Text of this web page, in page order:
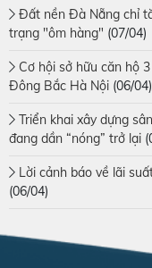
Đất nền Đà Nẵng chỉ
trạng "ôm hàng" (07/04)
Cơ hội sở hữu căn hộ
Đông Bắc Hà Nội (06/04)
Triển khai xây dựng
đang dần “nóng” trở lại
Lời cảnh báo về lãi
(06/04)